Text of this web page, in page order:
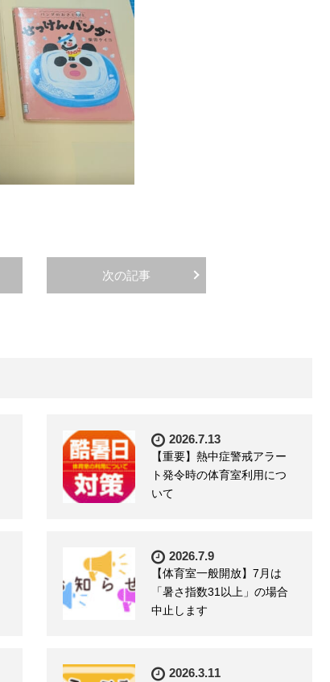
次の記事
2026.7.13
【重要】熱中症警戒アラー
ト発令時の体育室利用につ
いて
2026.7.9
【体育室一般開放】7月は
「暑さ指数31以上」の場合
中止します
2026.3.11